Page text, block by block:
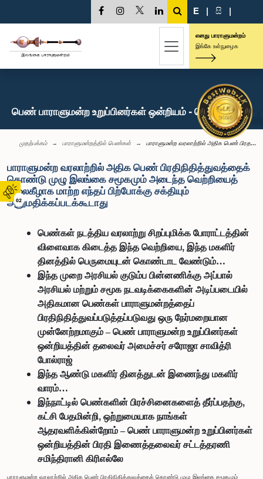
02
E | සි |
எனது பாராளுமன்றம்
இங்கே உள்நுழைக
பெண் பாராளுமன்ற உறுப்பினர்கள் ஒன்றியம் - செய்திகள்
முதற்பக்கம் பாராளுமன்றத்தில் பெண்கள் பாராளுமன்ற வரலாற்றில் அதிக பெண் பிரத...
பாராளுமன்ற வரலாற்றில் அதிக பெண் பிரதிநிதித்துவத்தைக்
கொண்டு முழு இலங்கை சமூகமும் அடைந்த வெற்றியைத்
தலைகீழாக மாற்ற எந்தப் பிற்போக்கு சக்தியும்
அனுமதிக்கப்படக்கூடாது
பெண்கள் நடத்திய வரலாற்று சிறப்புமிக்க போராட்டத்தின்
விளைவாக கிடைத்த இந்த வெற்றியை, இந்த மகளிர்
தினத்தில் பெருமையுடன் கொண்டாட வேண்டும்…
இந்த முறை அரசியல் குடும்ப பின்னணிக்கு அப்பால்
அரசியல் மற்றும் சமூக நடவடிக்கைகளின் அடிப்படையில்
அதிகமான பெண்கள் பாராளுமன்றத்தைப்
பிரதிநிதித்துவப்படுத்தப்படுவது ஒரு நேர்மறையான
முன்னேற்றமாகும் – பெண் பாராளுமன்ற உறுப்பினர்கள்
ஒன்றியத்தின் தலைவர் அமைச்சர் சரோஜா சாவித்ரி
போல்ராஜ்
இந்த ஆண்டு மகளிர் தினத்துடன் இணைந்து மகளிர்
வாரம்…
இந்நாட்டில் பெண்களின் பிரச்சினைகளைத் தீர்ப்பதற்கு,
கட்சி பேதமின்றி, ஒற்றுமையாக நாங்கள்
ஆதரவளிக்கின்றோம் – பெண் பாராளுமன்ற உறுப்பினர்கள்
ஒன்றியத்தின் பிரதி இணைத்தலைவர் சட்டத்தரணி
சமிந்திரானி கிரிஎல்லே
பாராளுமன்ற வரலாற்றில் அதிக பெண் பிரதிநிதித்துவத்தைக் கொண்டு முழு இலங்கை சமூகமும்